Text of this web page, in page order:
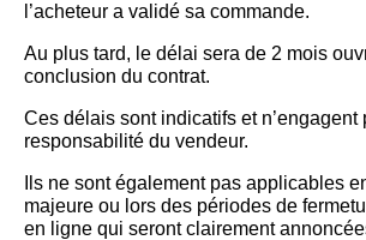
l’acheteur a validé sa commande.
Au plus tard, le délai sera de 2 mois
conclusion du contrat.
Ces délais sont indicatifs et n’engagent
responsabilité du vendeur.
Ils ne sont également pas applicables
majeure ou lors des périodes de
en ligne qui seront clairement